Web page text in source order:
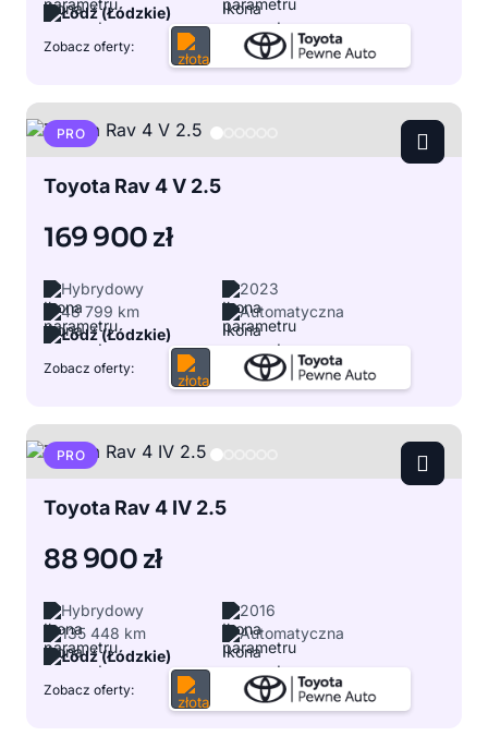
Łódź (Łódzkie)
Zobacz oferty:
PRO
Toyota Rav 4 V 2.5
169 900 zł
Hybrydowy
2023
48 799 km
Automatyczna
Łódź (Łódzkie)
Zobacz oferty:
PRO
Toyota Rav 4 IV 2.5
88 900 zł
Hybrydowy
2016
135 448 km
Automatyczna
Łódź (Łódzkie)
Zobacz oferty: